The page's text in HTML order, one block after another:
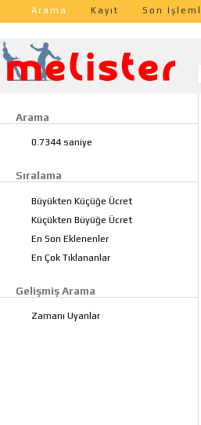
Arama Kayıt Son
Arama
0.7344 saniye
Sıralama
Büyükten Küçüğe Ücret
Küçükten Büyüğe Ücret
En Son Eklenenler
En Çok Tıklananlar
Gelişmiş Arama
Zamanı Uyanlar